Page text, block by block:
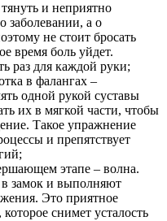
тянуть и неприятно
заболевании, а о
не стоит бросать
время боль уйдет.
раз для каждой руки;
в фалангах –
одной рукой суставы
их в мягкой части, чтобы
Такое упражнение
и препятствует
этапе – волна.
замок и выполняют
Это приятное
снимет усталость